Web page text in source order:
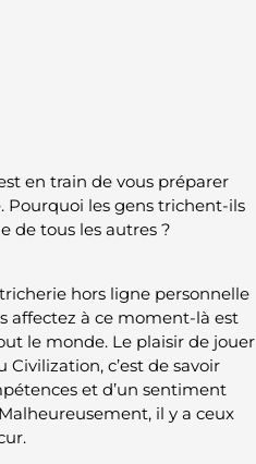
en train de vous préparer
Pourquoi les gens trichent-ils
de tous les autres ?
hors ligne personnelle
affectez à ce moment-là est
le monde. Le plaisir de jouer
c’est de savoir
et d’un sentiment
il y a ceux